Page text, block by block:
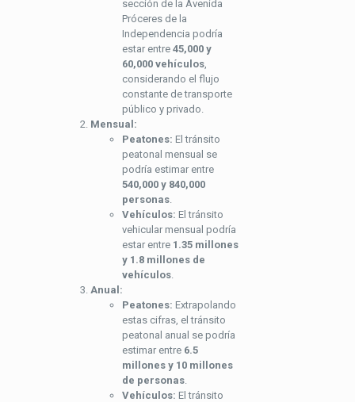
sección de la Avenida
Próceres de la
Independencia podría
estar entre 45,000 y
60,000 vehículos
considerando el flujo
constante de transporte
público y privado.
Mensual:
Peatones: El tránsito
peatonal mensual se
podría estimar entre
540,000 y 840,000
personas
Vehículos: El tránsito
vehicular mensual podría
estar entre 1.35 millones
y 1.8 millones de
vehículos
Anual:
Peatones: Extrapolando
estas cifras, el tránsito
peatonal anual se podría
estimar entre 6.5
millones y 10 millones
de personas
Vehículos: El tránsito